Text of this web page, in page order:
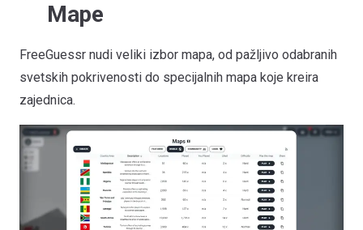
Mape
FreeGuessr nudi veliki izbor mapa, od pažljivo odabranih
svetskih pokrivenosti do specijalnih mapa koje kreira
zajednica.